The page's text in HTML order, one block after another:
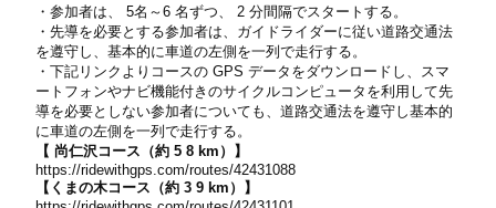
・参加者は、 5名～6 名ずつ、 2 分間隔でスタートする。
・先導を必要とする参加者は、ガイドライダーに従い道路交通法
を遵守し、基本的に車道の左側を一列で走行する。
・下記リンクよりコースの GPS データをダウンロードし、スマ
ートフォンやナビ機能付きのサイクルコンピュータを利用して先
導を必要としない参加者についても、道路交通法を遵守し基本的
に車道の左側を一列で走行する。
【 尚仁沢コース（約 5 8 km）】
https://ridewithgps.com/routes/42431088
【くまの木コース（約 3 9 km）】